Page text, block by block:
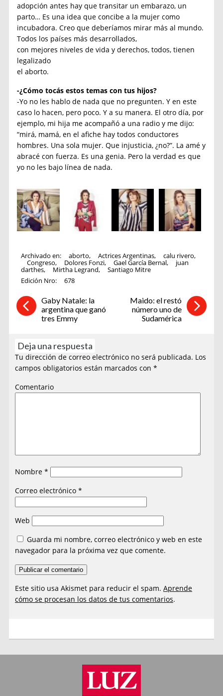
adopción antes hay que transitar un embarazo, un
parto… Es una idea que concibe a la mujer como
incubadora. Creo que deberíamos mirar más al mundo.
Todos los países más desarrollados,
con mejores niveles de vida y derechos, todos, tienen
legalizado
el aborto.
-¿Cómo tocás estos temas con tus hijos?
-Yo no les hablo de nada que no pregunten. Y en este
caso lo hacen, pero poco. Y a su manera. El otro día, por
ejemplo, mi hija me acompañó a una radio y me dijo:
“mirá, mamá, en el afiche hay todos conductores
hombres. Una sola mujer. Que injusticia, ¿no?”. La amé y
abracé con fuerza. Es una genia. Pero la verdad es que
yo no les bajo línea de nada.
Archivado en: aborto, Actrices Argentinas, calu rivero,
Congreso, Dolores Fonzi, Gael García Bernal, juan
darthes, Mirtha Legrand,
Santiago Mitre
Edición Nro:
678
Gaby Natale: la
argentina que ganó
tres Emmy
Maido: el restó
número uno de
Sudamérica
Deja una respuesta
Tu dirección de correo electrónico no será publicada. Los
campos obligatorios están marcados con*
Comentario
Nombre*
Correo electrónico*
Web
Guarda mi nombre, correo electrónico y web en este
navegador para la próxima vez que comente.
Este sitio usa Akismet para reducir el spam.Aprende
cómo se procesan los datos de tus comentarios.